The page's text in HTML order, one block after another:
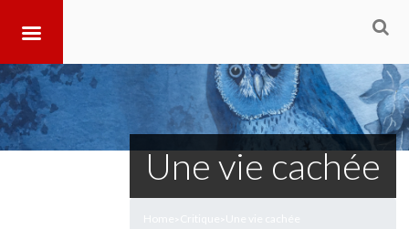
Une vie cachée